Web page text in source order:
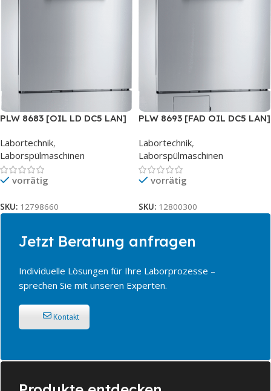
PLW 8683 [OIL LD DC5 LAN]
Labortechnik,
Laborspülmaschinen
vorrätig
SKU: 12798660
PLW 8693 [FAD OIL DC5 LAN]
Labortechnik,
Laborspülmaschinen
vorrätig
SKU: 12800300
Jetzt Beratung anfragen
Individuelle Lösungen für Ihre Laborprozesse –
sprechen Sie mit unseren Experten.
Kontakt